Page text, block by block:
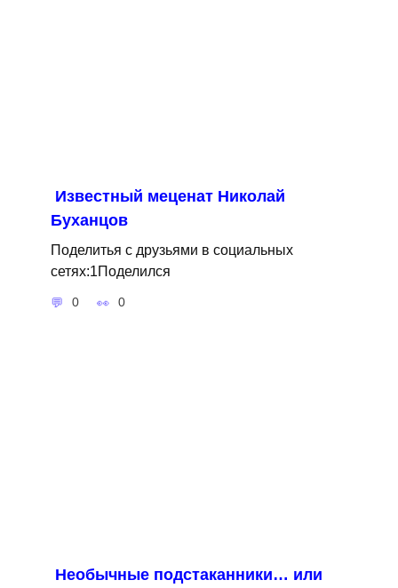
Известный меценат Николай
Буханцов
Поделитья с друзьями в социальных
сетях:1Поделился
0 0
Необычные подстаканники… или